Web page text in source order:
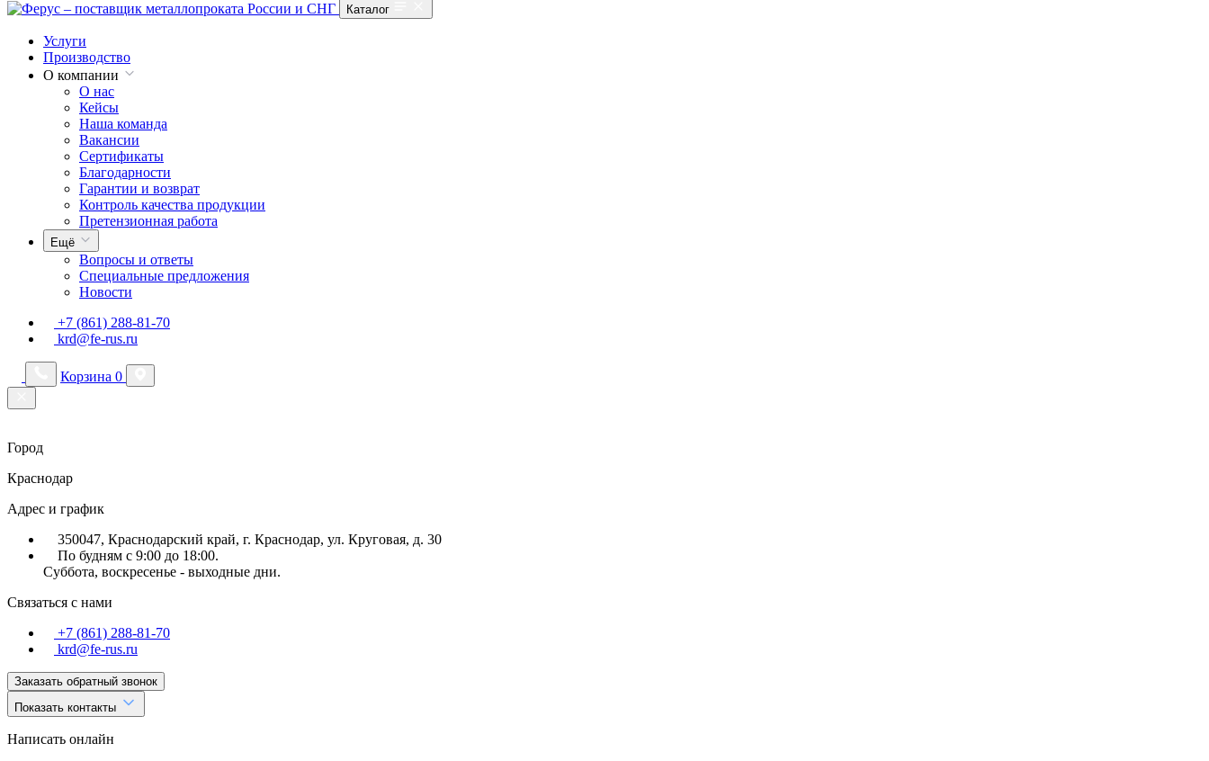
Каталог
Услуги
Производство
О компании
О нас
Кейсы
Наша команда
Вакансии
Сертификаты
Благодарности
Гарантии и возврат
Контроль качества продукции
Претензионная работа
Ещё
Вопросы и ответы
Специальные предложения
Новости
+7 (861) 288-81-70
krd@fe-rus.ru
Корзина 0
Город
Краснодар
Адрес и график
350047, Краснодарский край, г. Краснодар, ул. Круговая, д. 30
По будням с 9:00 до 18:00.
Суббота, воскресенье - выходные дни.
Связаться с нами
+7 (861) 288-81-70
krd@fe-rus.ru
Заказать обратный звонок
Показать контакты
Написать онлайн